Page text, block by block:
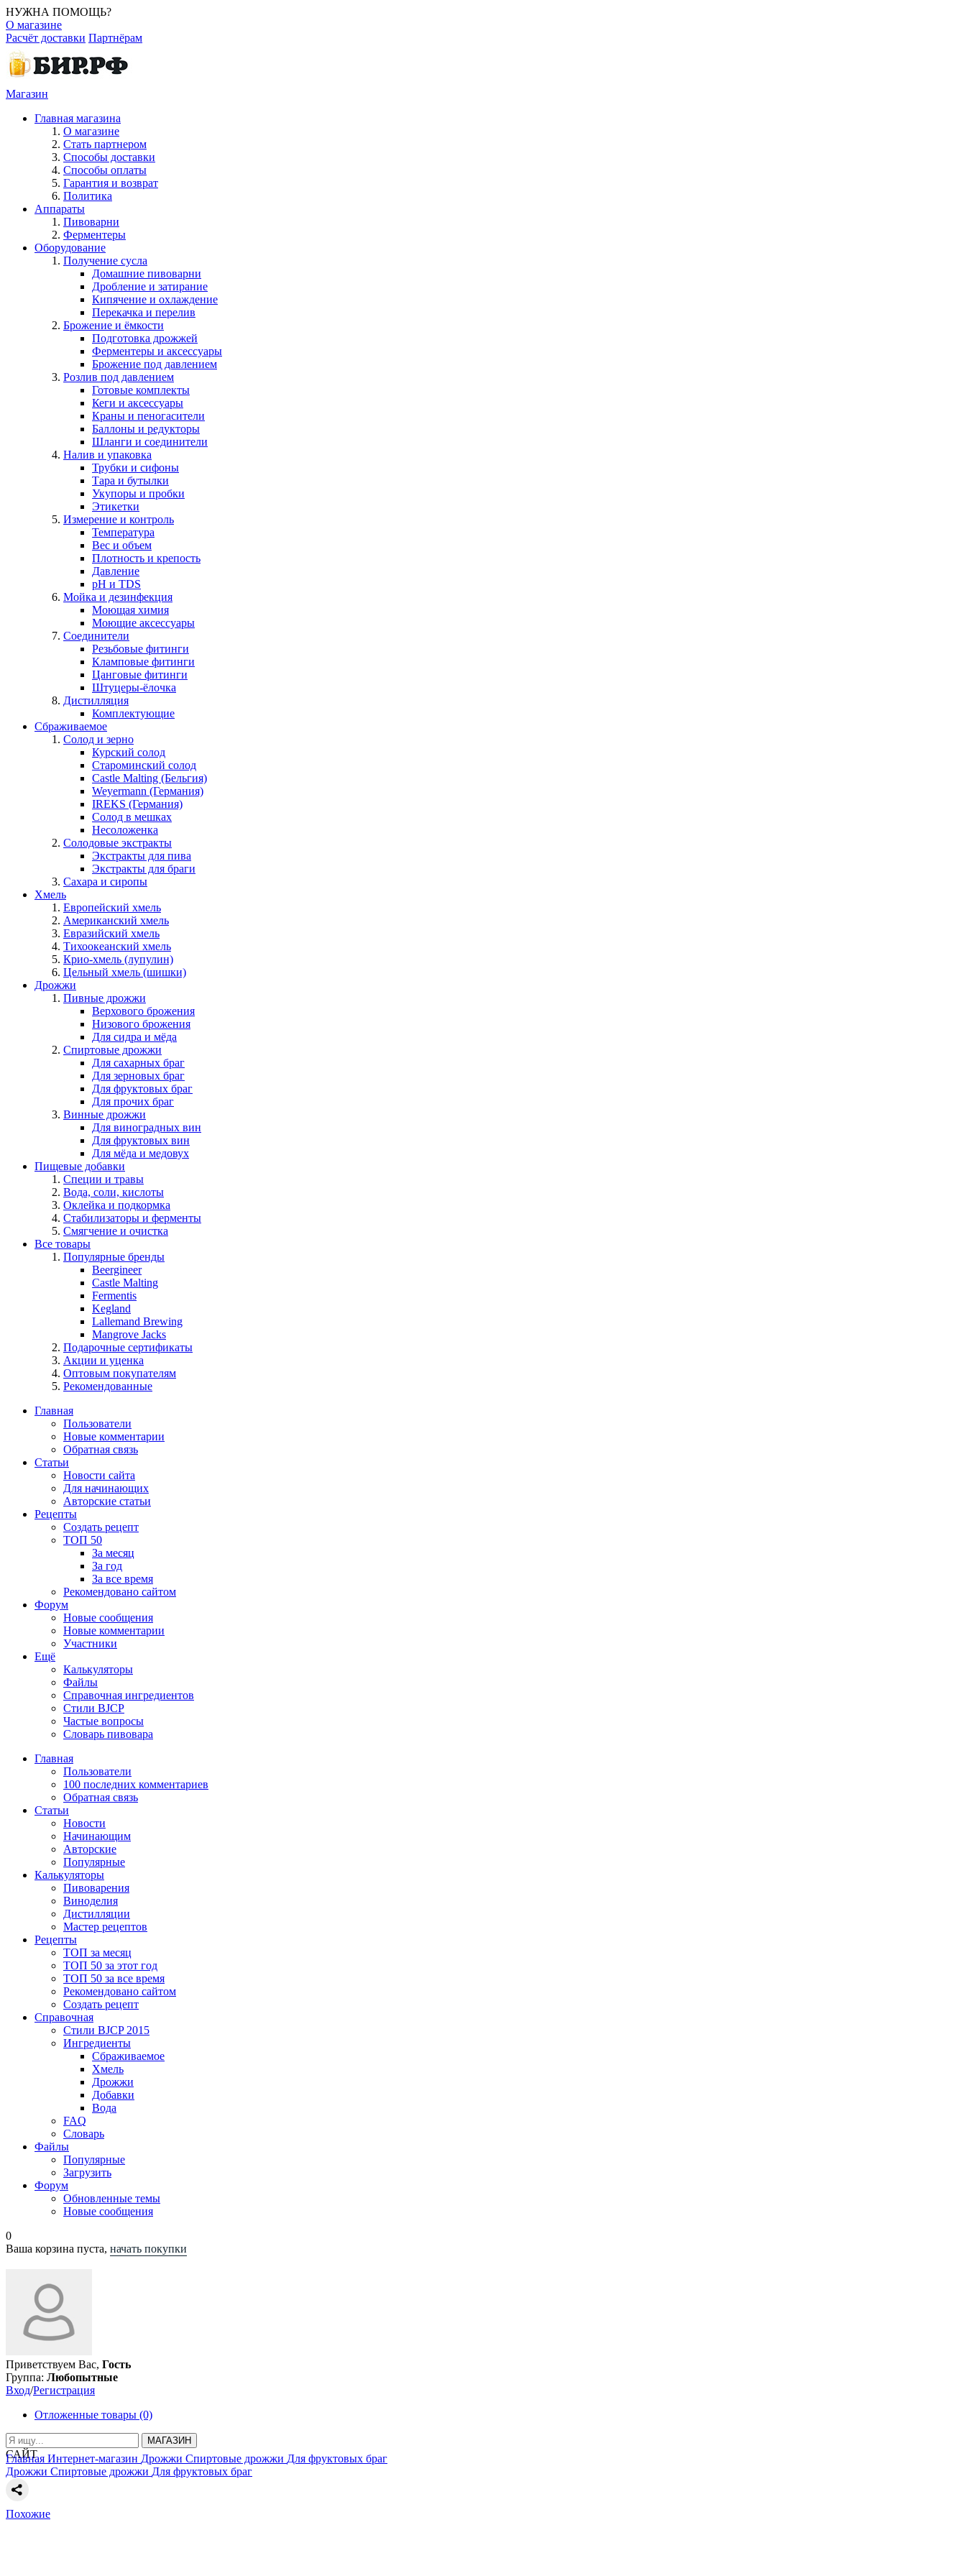
НУЖНА ПОМОЩЬ?
О магазине
Расчёт доставки Партнёрам
Магазин
Главная магазина
О магазине
Стать партнером
Способы доставки
Способы оплаты
Гарантия и возврат
Политика
Аппараты
Пивоварни
Ферментеры
Оборудование
Получение сусла
Домашние пивоварни
Дробление и затирание
Кипячение и охлаждение
Перекачка и перелив
Брожение и ёмкости
Подготовка дрожжей
Ферментеры и аксессуары
Брожение под давлением
Розлив под давлением
Готовые комплекты
Кеги и аксессуары
Краны и пеногасители
Баллоны и редукторы
Шланги и соединители
Налив и упаковка
Трубки и сифоны
Тара и бутылки
Укупоры и пробки
Этикетки
Измерение и контроль
Температура
Вес и объем
Плотность и крепость
Давление
pH и TDS
Мойка и дезинфекция
Моющая химия
Моющие аксессуары
Соединители
Резьбовые фитинги
Кламповые фитинги
Цанговые фитинги
Штуцеры-ёлочка
Дистилляция
Комплектующие
Сбраживаемое
Солод и зерно
Курский солод
Староминский солод
Castle Malting (Бельгия)
Weyermann (Германия)
IREKS (Германия)
Солод в мешках
Несоложенка
Солодовые экстракты
Экстракты для пива
Экстракты для браги
Сахара и сиропы
Хмель
Европейский хмель
Американский хмель
Евразийский хмель
Тихоокеанский хмель
Крио-хмель (лупулин)
Цельный хмель (шишки)
Дрожжи
Пивные дрожжи
Верхового брожения
Низового брожения
Для сидра и мёда
Спиртовые дрожжи
Для сахарных браг
Для зерновых браг
Для фруктовых браг
Для прочих браг
Винные дрожжи
Для виноградных вин
Для фруктовых вин
Для мёда и медовух
Пищевые добавки
Специи и травы
Вода, соли, кислоты
Оклейка и подкормка
Стабилизаторы и ферменты
Смягчение и очистка
Все товары
Популярные бренды
Beergineer
Castle Malting
Fermentis
Kegland
Lallemand Brewing
Mangrove Jacks
Подарочные сертификаты
Акции и уценка
Оптовым покупателям
Рекомендованные
Главная
Пользователи
Новые комментарии
Обратная связь
Статьи
Новости сайта
Для начинающих
Авторские статьи
Рецепты
Создать рецепт
ТОП 50
За месяц
За год
За все время
Рекомендовано сайтом
Форум
Новые сообщения
Новые комментарии
Участники
Ещё
Калькуляторы
Файлы
Справочная ингредиентов
Стили BJCP
Частые вопросы
Словарь пивовара
Главная
Пользователи
100 последних комментариев
Обратная связь
Статьи
Новости
Начинающим
Авторские
Популярные
Калькуляторы
Пивоварения
Виноделия
Дистилляции
Мастер рецептов
Рецепты
ТОП за месяц
ТОП 50 за этот год
ТОП 50 за все время
Рекомендовано сайтом
Создать рецепт
Справочная
Стили BJCP 2015
Ингредиенты
Сбраживаемое
Хмель
Дрожжи
Добавки
Вода
FAQ
Словарь
Файлы
Популярные
Загрузить
Форум
Обновленные темы
Новые сообщения
0
Ваша корзина пуста, начать покупки
Приветствуем Вас, Гость
Группа: Любопытные
Вход/Регистрация
Отложенные товары (0)
МАГАЗИН
САЙТ
Главная Интернет-магазин Дрожжи Спиртовые дрожжи Для фруктовых браг
Дрожжи Спиртовые дрожжи Для фруктовых браг
Похожие